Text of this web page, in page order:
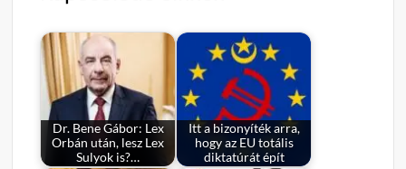
Dr. Bene Gábor: Lex
Orbán után, lesz Lex
Sulyok is?…
Itt a bizonyíték arra,
hogy az EU totális
diktatúrát épít